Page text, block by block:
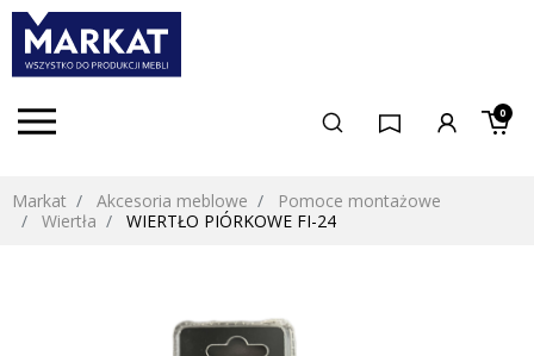
0
Markat Akcesoria meblowe
Pomoce montażowe
Wiertła
WIERTŁO PIÓRKOWE FI-24